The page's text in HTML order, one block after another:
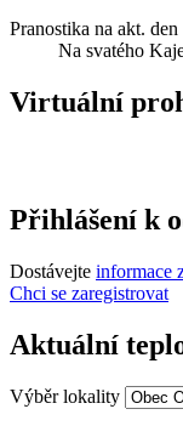
Pranostika na akt. den
Na svatého
Virtuální
Přihlášení k
Dostávejte informace
Chci se zaregistrovat
Aktuální
Výběr lokality